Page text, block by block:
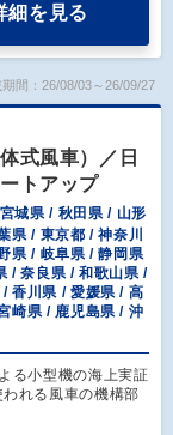
細を見る
間：26/08/03～26/09/27
式風車）／日
トアップ
城県 / 秋田県 / 山形
県 / 東京都 / 神奈川
県 / 岐阜県 / 静岡県
/ 奈良県 / 和歌山県 /
香川県 / 愛媛県 / 高
崎県 / 鹿児島県 / 沖
る小型機の海上実証
れる風車の機構部